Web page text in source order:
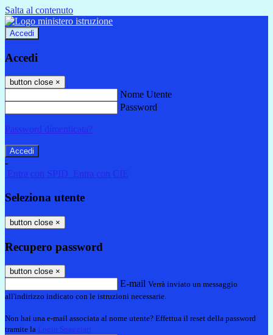
Salta al contenuto
Accedi
Accedi
button close ×
Nome Utente
Password
Password dimenticata?
-
Entra con SPID
Entra con CIE
Seleziona utente
button close ×
Recupero password
button close ×
E-mail Verrà inviato un messaggio
all'indirizzo indicato con le istruzioni necessarie.
Non hai una e-mail associata al nome utente? Effettua il reset della password
tramite la Login Spaggiari